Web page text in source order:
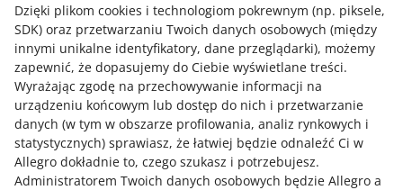
Dzięki plikom cookies i technologiom pokrewnym (np. piksele,
SDK) oraz przetwarzaniu Twoich danych osobowych (między
innymi unikalne identyfikatory, dane przeglądarki), możemy
zapewnić, że dopasujemy do Ciebie wyświetlane treści.
Wyrażając zgodę na przechowywanie informacji na
urządzeniu końcowym lub dostęp do nich i przetwarzanie
danych (w tym w obszarze profilowania, analiz rynkowych i
statystycznych) sprawiasz, że łatwiej będzie odnaleźć Ci w
Allegro dokładnie to, czego szukasz i potrzebujesz.
Administratorem Twoich danych osobowych będzie Allegro a
Odbiory przesyłek od sprzedających są ustalane
indywidualnie z DHL Parcel.
Czy realizowane są odbiory i dostawy przesyłek
w weekendy?
Standardowo odbiory i dostawy przesyłek realizowane są
w dni robocze. Odbiory czy dostawy przesyłek w soboty
możliwe są po indywidualnych ustaleniach z DHL Parcel.
Jaka jest częstotliwość odbiorów przesyłek?
Odbiory przesyłek możliwe są od poniedziałku do piątku,
zgodnie z informacją udostępnioną w narzędziu
nadawczym DHL24.
W jaki sposób mogę zgłosić zlecenie przewozu
przesyłki?
Możesz to zrobić za pomocą narzędzia DHL24.
Ile razy podejmowana jest próba dostarczenia
przesyłki do kupującego?